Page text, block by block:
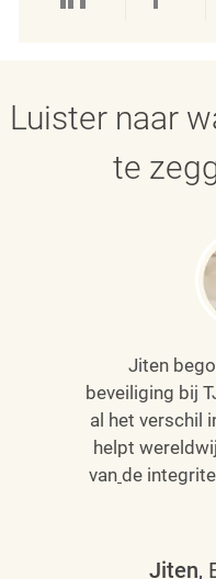
Delen via
Luister naar
te
Jiten
beveiliging bij
al het verschil
helpt
van de
Jiten,